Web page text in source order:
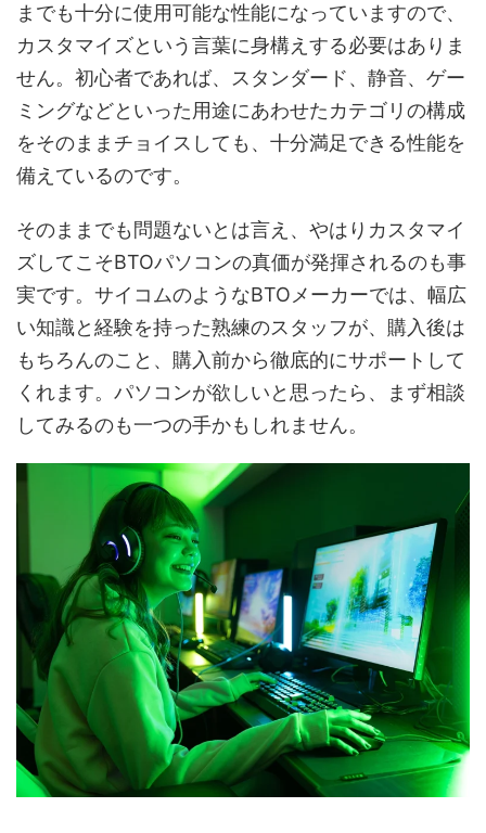
までも十分に使用可能な性能になっていますので、
カスタマイズという言葉に身構えする必要はありま
せん。初心者であれば、スタンダード、静音、ゲー
ミングなどといった用途にあわせたカテゴリの構成
をそのままチョイスしても、十分満足できる性能を
備えているのです。
そのままでも問題ないとは言え、やはりカスタマイ
ズしてこそBTOパソコンの真価が発揮されるのも事
実です。サイコムのようなBTOメーカーでは、幅広
い知識と経験を持った熟練のスタッフが、購入後は
もちろんのこと、購入前から徹底的にサポートして
くれます。パソコンが欲しいと思ったら、まず相談
してみるのも一つの手かもしれません。